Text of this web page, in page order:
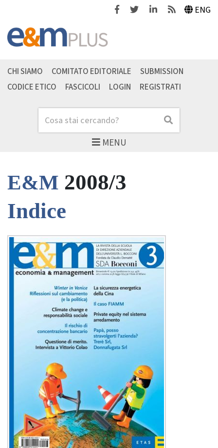
FacebookTwitterLinkedinFeeds ENG
MENU
Cerca Cerca
CHI SIAMO COMITATO EDITORIALE
SUBMISSION
CODICE ETICO
FASCICOLI LOGIN REGISTRATI
E&M 2008/3
Indice